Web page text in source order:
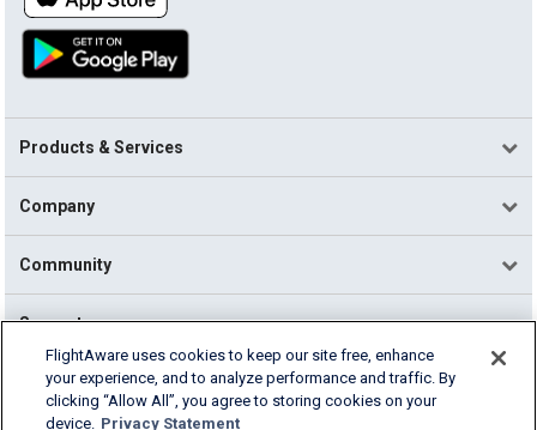
Products & Services
Company
Community
Support
English (USA)
2026 FlightAware
FlightAware uses cookies to keep our site free, enhance
your experience, and to analyze performance and traffic. By
clicking “Allow All”, you agree to storing cookies on your
device. Privacy Statement